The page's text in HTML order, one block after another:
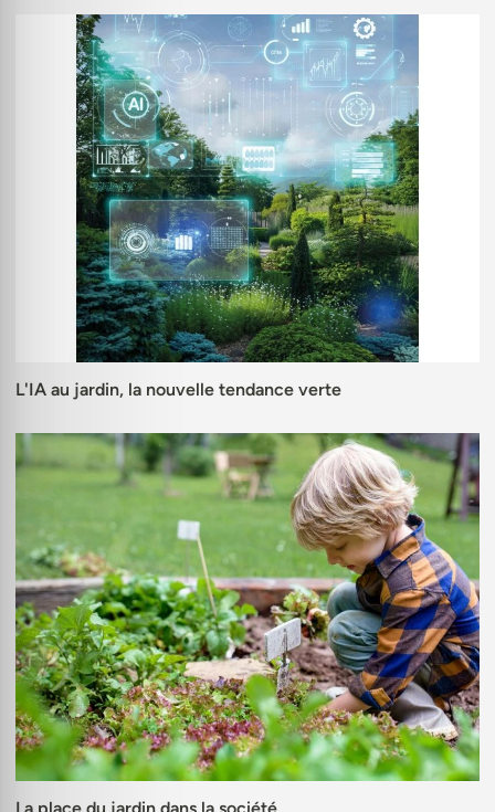
L'IA au jardin, la nouvelle tendance verte